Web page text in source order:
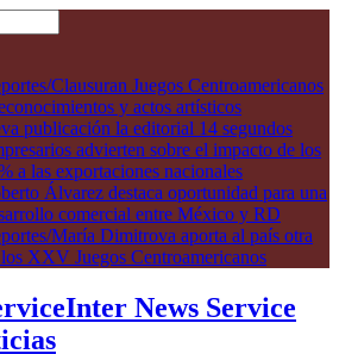
Clausuran Juegos Centroamericanos
y actos artísticos
publicación la editorial 14 segundos
advierten sobre el impacto de los
a las exportaciones nacionales
Álvarez destaca oportunidad para una
comercial entre México y RD
María Dimitrova aporta al país otra
XXV Juegos Centroamericanos
Inter News Service